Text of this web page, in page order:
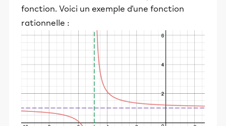
fonction. Voici un exemple d'une fonction
rationnelle :